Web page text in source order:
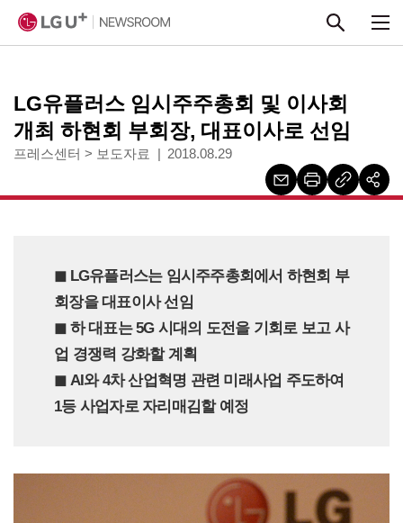
LG유플러스 임시주주총회 및 이사회
개최 하현회 부회장, 대표이사로 선임
프레스센터 > 보도자료 2018.08.29
◼︎ LG유플러스는 임시주주총회에서 하현회 부
회장을 대표이사 선임
◼︎ 하 대표는 5G 시대의 도전을 기회로 보고 사
업 경쟁력 강화할 계획
◼︎ AI와 4차 산업혁명 관련 미래사업 주도하여
1등 사업자로 자리매김할 예정